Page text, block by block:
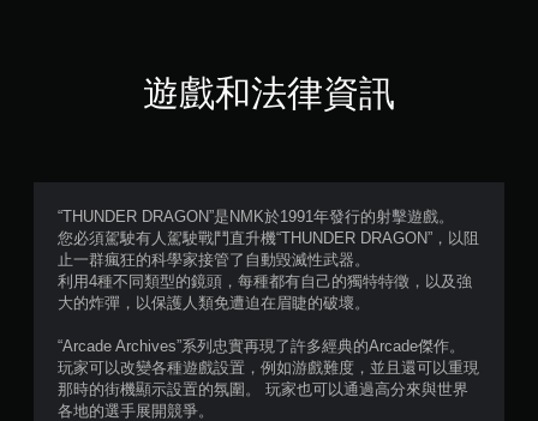
分
5
星
）
遊戲和法律資訊
“THUNDER DRAGON”是NMK於1991年發行的射擊遊戲。
您必須駕駛有人駕駛戰鬥直升機“THUNDER DRAGON”，以阻
止一群瘋狂的科學家接管了自動毀滅性武器。
利用4種不同類型的鏡頭，每種都有自己的獨特特徵，以及強
大的炸彈，以保護人類免遭迫在眉睫的破壞。
“Arcade Archives”系列忠實再現了許多經典的Arcade傑作。
玩家可以改變各種遊戲設置，例如游戲難度，並且還可以重現
那時的街機顯示設置的氛圍。 玩家也可以通過高分來與世界
各地的選手展開競爭。